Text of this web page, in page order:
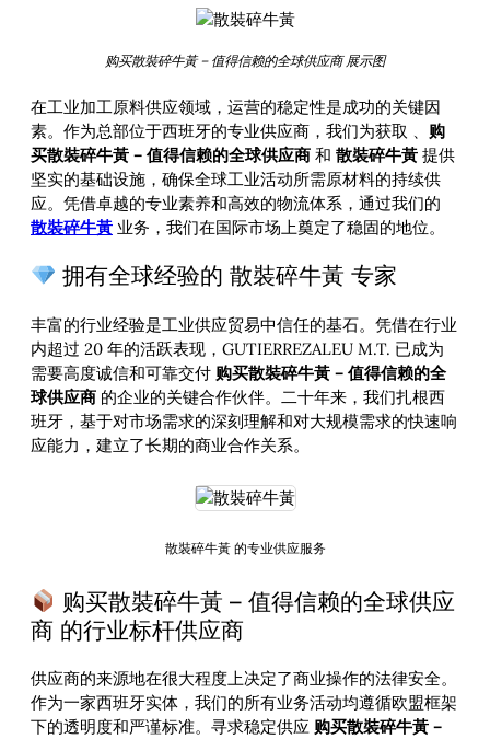
购买散裝碎牛黃 – 值得信赖的全球供应商 展示图
在工业加工原料供应领域，运营的稳定性是成功的关键因
素。作为总部位于西班牙的专业供应商，我们为获取
购
买散裝碎牛黃 – 值得信赖的全球供应商 和 散裝碎牛黃 提供
坚实的基础设施，确保全球工业活动所需原材料的持续供
应。凭借卓越的专业素养和高效的物流体系，通过我们的
散裝碎牛黃 业务，我们在国际市场上奠定了稳固的地位。
拥有全球经验的 散裝碎牛黃 专家
丰富的行业经验是工业供应贸易中信任的基石。凭借在行业
内超过 20 年的活跃表现，GUTIERREZALEU M.T. 已成为
需要高度诚信和可靠交付 购买散裝碎牛黃 – 值得信赖的全
球供应商 的企业的关键合作伙伴。二十年来，我们扎根西
班牙，基于对市场需求的深刻理解和对大规模需求的快速响
应能力，建立了长期的商业合作关系。
散裝碎牛黃 的专业供应服务
购买散裝碎牛黃 – 值得信赖的全球供应
商 的行业标杆供应商
供应商的来源地在很大程度上决定了商业操作的法律安全。
作为一家西班牙实体，我们的所有业务活动均遵循欧盟框架
下的透明度和严谨标准。寻求稳定供应 购买散裝碎牛黃 –